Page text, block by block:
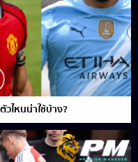
วไหนน่าใช้บ้าง?